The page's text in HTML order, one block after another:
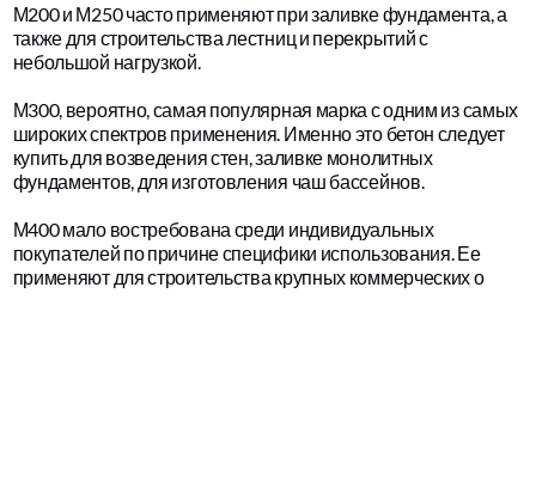
М200 и М250 часто применяют при заливке фундамента, а
также для строительства лестниц и перекрытий с
небольшой нагрузкой.
М300, вероятно, самая популярная марка с одним из самых
широких спектров применения. Именно это бетон следует
купить для возведения стен, заливке монолитных
фундаментов, для изготовления чаш бассейнов.
М400 мало востребована среди индивидуальных
покупателей по причине специфики использования. Ее
применяют для строительства крупных коммерческих о